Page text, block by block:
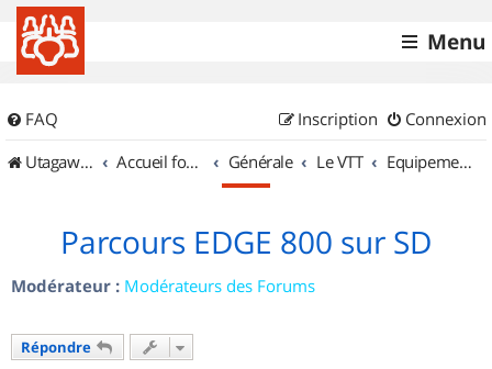
Menu
FAQ Connexion
Inscription
UtagawaVTT (Randos VTT et VTTAE avec traces GPS)
Accueil forum Générale Le VTT Equipements et Accessoires
Parcours EDGE 800 sur SD
Modérateur : Modérateurs des Forums
Répondre